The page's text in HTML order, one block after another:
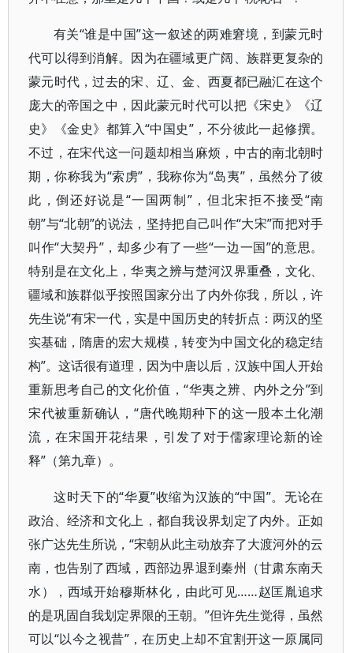
有关“谁是中国”这一叙述的两难窘境，到蒙元时
代可以得到消解。因为在疆域更广阔、族群更复杂的
蒙元时代，过去的宋、辽、金、西夏都已融汇在这个
庞大的帝国之中，因此蒙元时代可以把《宋史》《辽
史》《金史》都算入“中国史”，不分彼此一起修撰。
不过，在宋代这一问题却相当麻烦，中古的南北朝时
期，你称我为“索虏”，我称你为“岛夷”，虽然分了彼
此，倒还好说是“一国两制”，但北宋拒不接受“南
朝”与“北朝”的说法，坚持把自己叫作“大宋”而把对手
叫作“大契丹”，却多少有了一些“一边一国”的意思。
特别是在文化上，华夷之辨与楚河汉界重叠，文化、
疆域和族群似乎按照国家分出了内外你我，所以，许
先生说“有宋一代，实是中国历史的转折点：两汉的坚
实基础，隋唐的宏大规模，转变为中国文化的稳定结
构”。这话很有道理，因为中唐以后，汉族中国人开始
重新思考自己的文化价值，“华夷之辨、内外之分”到
宋代被重新确认，“唐代晚期种下的这一股本土化潮
流，在宋国开花结果，引发了对于儒家理论新的诠
释”（第九章）。
这时天下的“华夏”收缩为汉族的“中国”。无论在
政治、经济和文化上，都自我设界划定了内外。正如
张广达先生所说，“宋朝从此主动放弃了大渡河外的云
南，也告别了西域，西部边界退到秦州（甘肃东南天
水），西域开始穆斯林化，由此可见……赵匡胤追求
的是巩固自我划定界限的王朝。”但许先生觉得，虽然
可以“以今之视昔”，在历史上却不宜割开这一原属同